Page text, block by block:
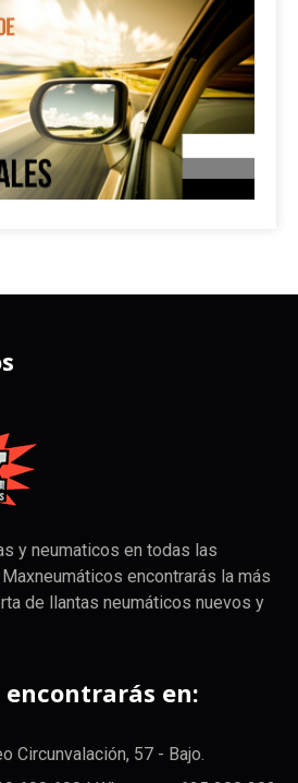
y neumaticos en todas las
encontrarás la más
de llantas neumáticos nuevos y
encontrarás en:
Circunvalación, 57 - Bajo.